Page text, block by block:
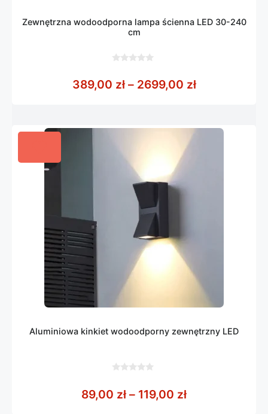
Zewnętrzna wodoodporna lampa ścienna LED 30-240
cm
5
389,00 zł – 2699,00 złZakres cen:
Aluminiowa kinkiet wodoodporny zewnętrzny LED
5
89,00 zł – 119,00 złZakres cen: